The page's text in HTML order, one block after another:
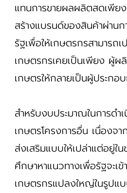
แทนการขายผลผลิตสดเพีย
สร้างแบรนด์ของสินค้าผ่านก
รัฐเพื่อให้เกษตรกรสามารถ
เกษตรกรเคยเป็นเพียง ผู้
เกษตรให้กลายเป็นผู้ประกอ
สำหรับงบประมาณในการดำ
เกษตรโครงการอื่น เนื่องจา
ส่งเสริมแบบให้เปล่าแต่อยู่ใ
ศึกษาหาแนวทางเพื่อรัฐจะเ
เกษตรกรแปลงใหญ่ในรูปแ